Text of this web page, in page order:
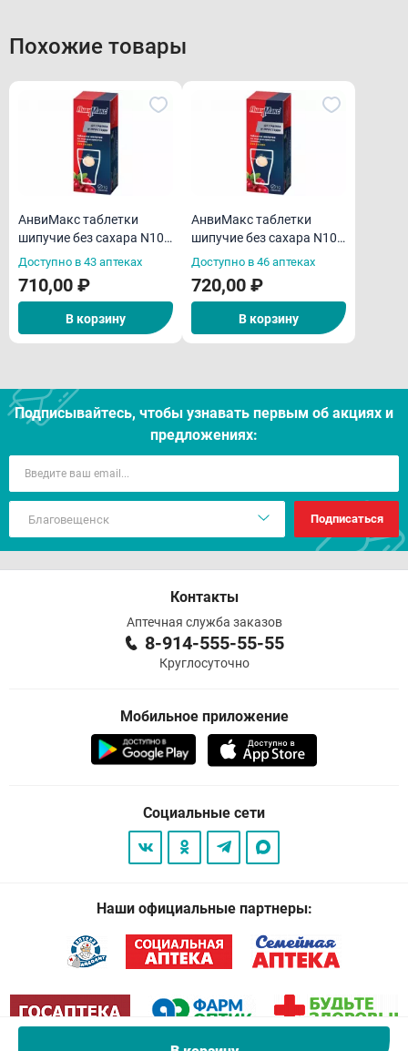
Похожие товары
АнвиМакс таблетки
шипучие без сахара N10
Клюква
Доступно в 43 аптеках
710,00 ₽
В корзину
АнвиМакс таблетки
шипучие без сахара N10
Малина
Доступно в 46 аптеках
720,00 ₽
В корзину
Подписывайтесь, чтобы узнавать первым об акцияx и
предложениях:
Подписаться
Контакты
Аптечная служба заказов
8-914-555-55-55
Круглосуточно
Мобильное приложение
Социальные сети
Наши официальные партнеры: